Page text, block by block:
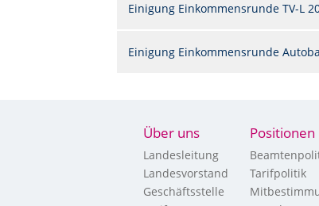
Einigung Einkommensrunde TV-L
Einigung Einkommensrunde
Über uns
Landesleitung
Landesvorstand
Geschäftsstelle
Positionen
Tarifpolitik